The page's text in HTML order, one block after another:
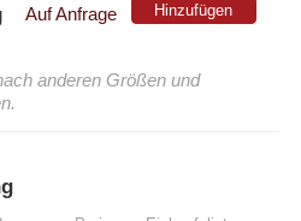
Auf Anfrage Hinzufügen
anderen Größen und